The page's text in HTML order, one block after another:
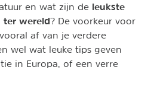
en wat zijn de leukste
ter wereld? De voorkeur voor
af van je verdere
wel wat leuke tips geven
in Europa, of een verre